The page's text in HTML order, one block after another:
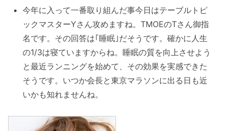
今年に入って一番取り組んだ事今日はテーブルトピ
ックマスターYさん攻めますね。TMOEのTさん御指
名です。その回答は｢睡眠｣だそうです。確かに人生
の1/3は寝ていますからね。睡眠の質を向上させよう
と最近ランニングを始めて、その効果を実感できた
そうです。いつか会長と東京マラソンに出る日も近
いかも知れませんね。